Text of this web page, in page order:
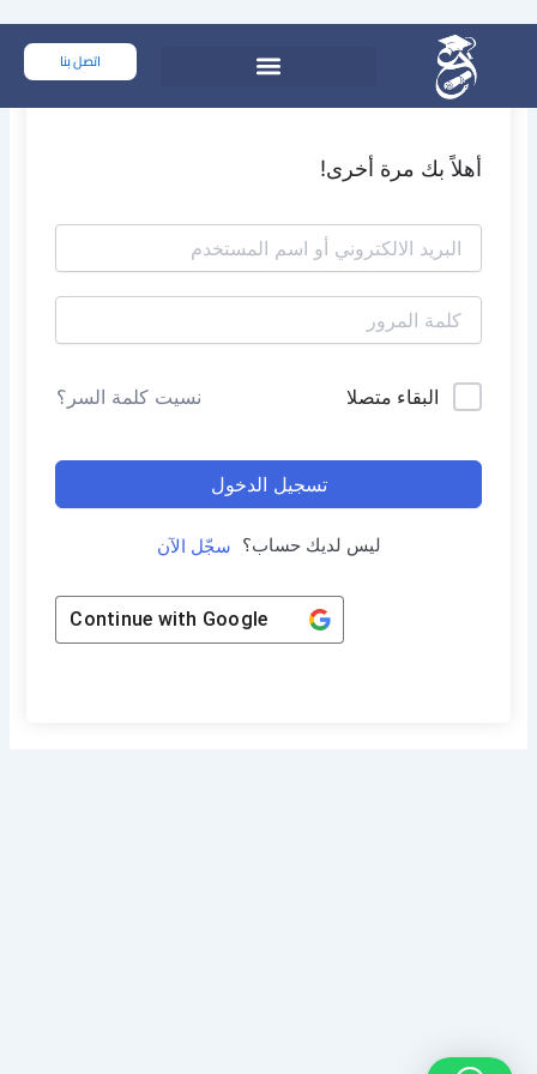
المحتوى
اتصل بنا
أهلاً بك مرة أخرى!
البقاء متصلا نسيت كلمة السر؟
تسجيل الدخول
ليس لديك حساب؟ سجّل الآن
Continue with Google